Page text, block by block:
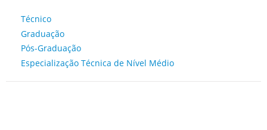
Técnico
Graduação
Pós-Graduação
Especialização Técnica de Nível Médio